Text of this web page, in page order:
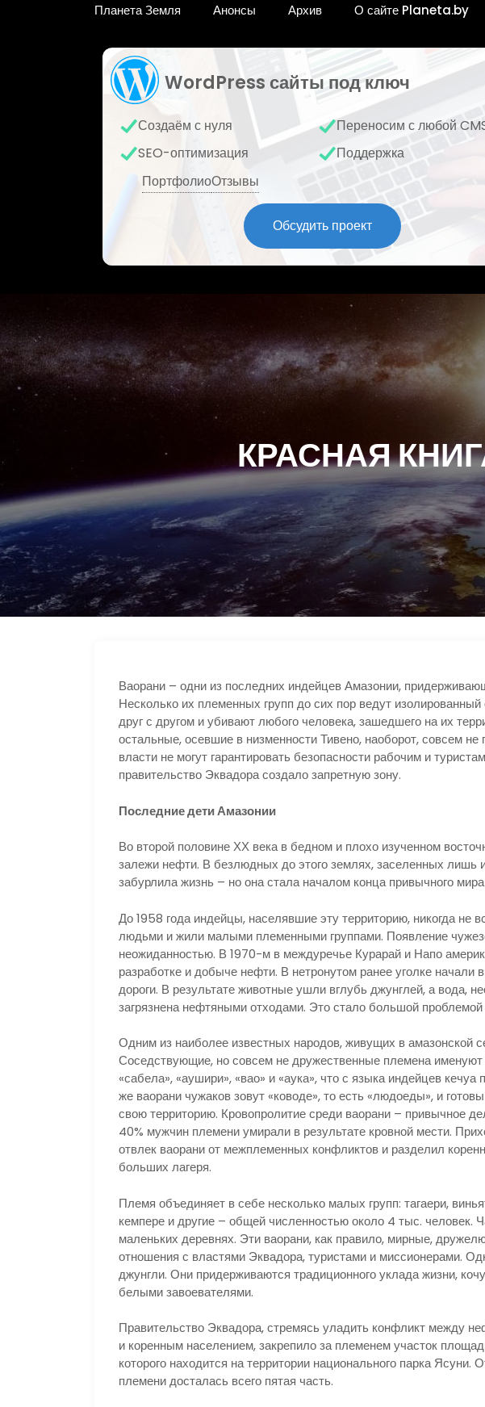
Планета Земля Анонсы Архив О сайте Planeta.by
WordPress сайты под ключ
Создаём с нуля
Переносим с любой
SEO-оптимизация
Поддержка
ПортфолиоОтзывы
Обсудить проект
КРАСНАЯ
Ваорани – одни из последних индейцев Амазонии,
Несколько их племенных групп до сих пор ведут
друг с другом и убивают любого человека, зашедшего на их
остальные, осевшие в низменности Тивено, наоборот, совсем не
власти не могут гарантировать безопасности рабочим и
правительство Эквадора создало запретную зону.
Последние дети Амазонии
Во второй половине ХХ века в бедном и плохо изученном
залежи нефти. В безлюдных до этого землях, заселенных лишь
забурлила жизнь – но она стала началом конца привычного
До 1958 года индейцы, населявшие эту территорию, никогда не
людьми и жили малыми племенными группами. Появление
неожиданностью. В 1970-м в междуречье Курарай и Напо
разработке и добыче нефти. В нетронутом ранее уголке начали
дороги. В результате животные ушли вглубь джунглей, а вода,
загрязнена нефтяными отходами. Это стало большой
Одним из наиболее известных народов, живущих в амазонской
Соседствующие, но совсем не дружественные племена именуют
«сабела», «аушири», «вао» и «аука», что с языка индейцев кечуа
же ваорани чужаков зовут «ководе», то есть «людоеды», и
свою территорию. Кровопролитие среди ваорани – привычное
40% мужчин племени умирали в результате кровной мести.
отвлек ваорани от межплеменных конфликтов и разделил
больших лагеря.
Племя объединяет в себе несколько малых групп: тагаери,
кемпере и другие – общей численностью около 4 тыс. человек.
маленьких деревнях. Эти ваорани, как правило, мирные,
отношения с властями Эквадора, туристами и миссионерами.
джунгли. Они придерживаются традиционного уклада жизни,
белыми завоевателями.
Правительство Эквадора, стремясь уладить конфликт между
и коренным населением, закрепило за племенем участок
которого находится на территории национального парка Ясуни.
племени досталась всего пятая часть.